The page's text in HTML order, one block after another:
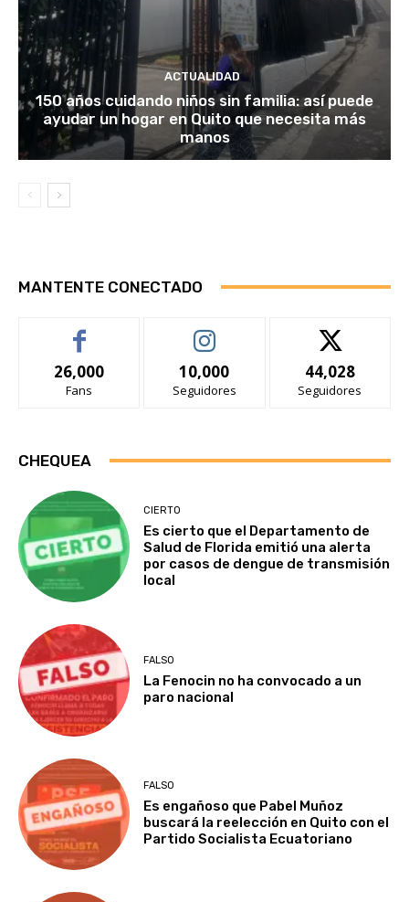
ACTUALIDAD
150 años cuidando niños sin familia: así puede
ayudar un hogar en Quito que necesita más
manos
MANTENTE CONECTADO
26,000
Fans
10,000
Seguidores
44,028
Seguidores
CHEQUEA
CIERTO
Es cierto que el Departamento de
Salud de Florida emitió una alerta
por casos de dengue de transmisión
local
FALSO
La Fenocin no ha convocado a un
paro nacional
FALSO
Es engañoso que Pabel Muñoz
buscará la reelección en Quito con el
Partido Socialista Ecuatoriano